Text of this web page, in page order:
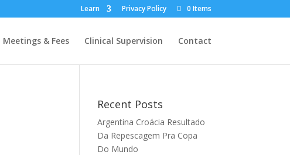
Learn Privacy Policy 0 Items
Meetings & Fees Clinical Supervision Contact
Recent Posts
Argentina Croácia Resultado
Da Repescagem Pra Copa
Do Mundo